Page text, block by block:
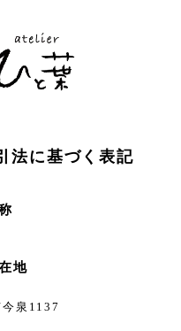
法に基づく表記
地
泉1137